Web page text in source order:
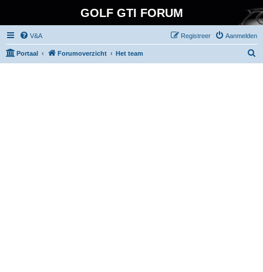
GOLF GTI FORUM
V&A Aanmelden
Registreer
Portaal Forumoverzicht Het team